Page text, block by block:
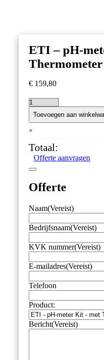
ETI – pH-
€ 159,80
ETI
pH-
meter
–
met
Thermometer
type
aantal
Toevoegen aan
×
Totaal:
Offerte aanvragen
Offerte
Naam(Vereist)
Bedrijfsnaam(Vereist)
KVK nummer(Vereist)
E-mailadres(Vereist)
Telefoon
Product:
Bericht(Vereist)